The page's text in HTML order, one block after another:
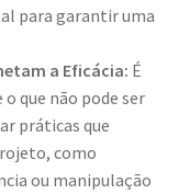
para garantir uma
a Eficácia: É
que não pode ser
práticas que
como
ou manipulação